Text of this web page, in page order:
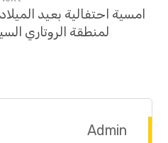
امسية احتفالية بعيد
لمنطقة الروتاري
Admin